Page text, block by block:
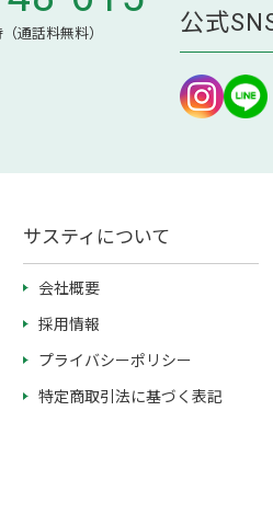
通話料無料）
公式
サスティについて
会社概要
採用情報
プライバシーポリシー
特定商取引法に基づく表記